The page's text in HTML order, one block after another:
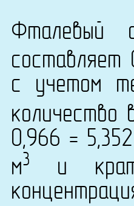
Фталевый
с учетом
0,966 =
м3
и